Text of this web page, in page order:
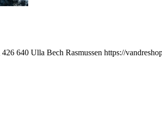
426 640 Ulla Bech Rasmussen https://